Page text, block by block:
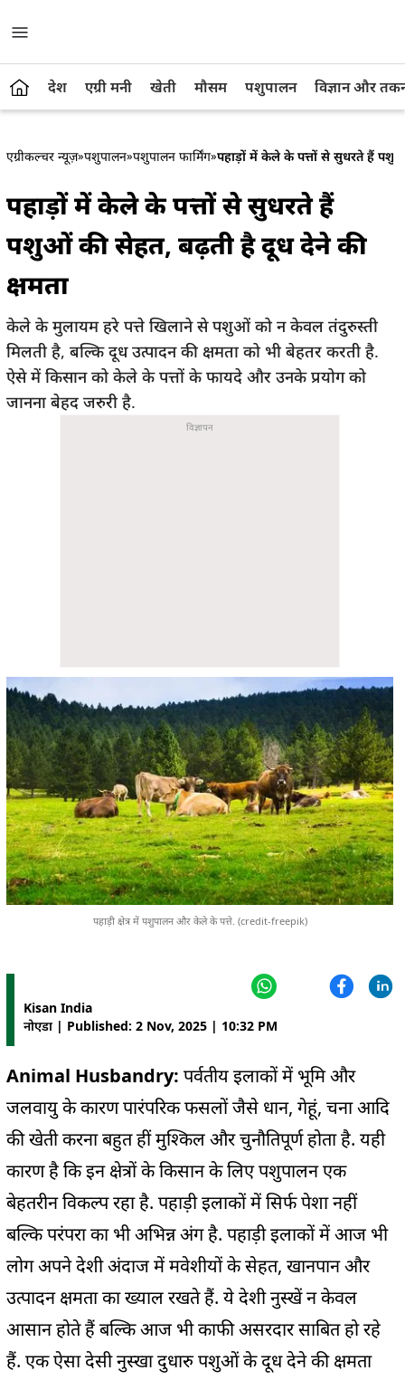
देश एग्री मनी खेती मौसम पशुपालन विज्ञान और
एग्रीकल्चर न्यूज़»पशुपालन»पशुपालन फार्मिंग»पहाड़ों में केले के पत्तों से सुधरते हैं
पहाड़ों में केले के पत्तों से सुधरते हैं
पशुओं की सेहत, बढ़ती है दूध देने की
क्षमता
केले के मुलायम हरे पत्ते खिलाने से पशुओं को न केवल तंदुरुस्ती
मिलती है, बल्कि दूध उत्पादन की क्षमता को भी बेहतर करती है.
ऐसे में किसान को केले के पत्तों के फायदे और उनके प्रयोग को
जानना बेहद जरुरी है.
पहाड़ी क्षेत्र में पशुपालन और केले के पत्ते. (credit-freepik)
Kisan India
नोएडा | Published: 2 Nov, 2025 | 10:32 PM
Animal Husbandry: पर्वतीय इलाकों में भूमि और
जलवायु के कारण पारंपरिक फसलों जैसे धान, गेहूं, चना आदि
की खेती करना बहुत हीं मुश्किल और चुनौतिपूर्ण होता है. यही
कारण है कि इन क्षेत्रों के किसान के लिए पशुपालन एक
बेहतरीन विकल्प रहा है. पहाड़ी इलाकों में सिर्फ पेशा नहीं
बल्कि परंपरा का भी अभिन्न अंग है. पहाड़ी इलाकों में आज भी
लोग अपने देशी अंदाज में मवेशीयों के सेहत, खानपान और
उत्पादन क्षमता का ख्याल रखते हैं. ये देशी नुस्खें न केवल
आसान होते हैं बल्कि आज भी काफी असरदार साबित हो रहे
हैं. एक ऐसा देसी नुस्खा दुधारु पशुओं के दूध देने की क्षमता